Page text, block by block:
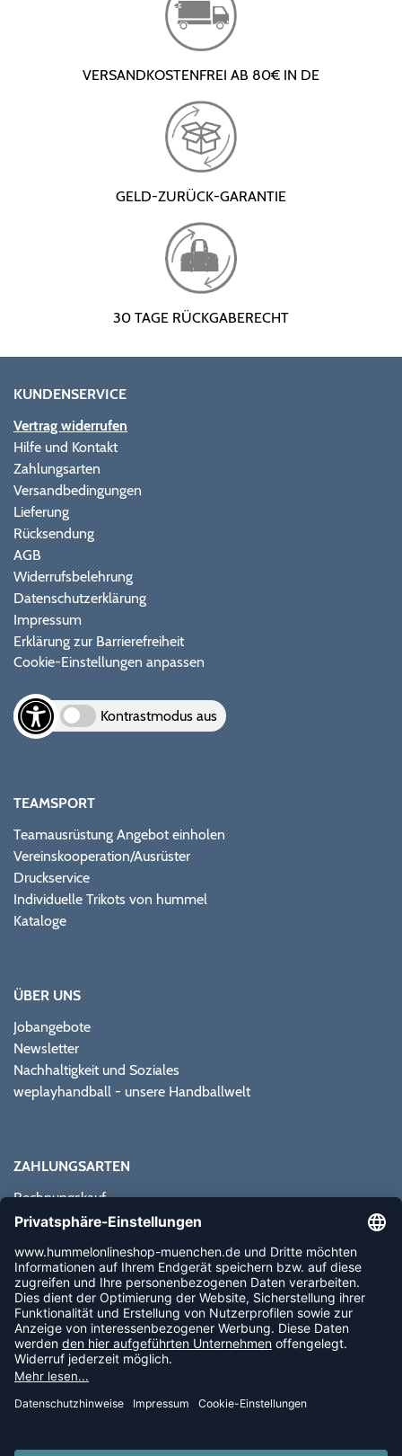
VERSANDKOSTENFREI AB 80€ IN DE
GELD-ZURÜCK-GARANTIE
30 TAGE RÜCKGABERECHT
KUNDENSERVICE
Vertrag widerrufen
Hilfe und Kontakt
Zahlungsarten
Versandbedingungen
Lieferung
Rücksendung
AGB
Widerrufsbelehrung
Datenschutzerklärung
Impressum
Erklärung zur Barrierefreiheit
Cookie-Einstellungen anpassen
Kontrastmodus aus
TEAMSPORT
Teamausrüstung Angebot einholen
Vereinskooperation/Ausrüster
Druckservice
Individuelle Trikots von hummel
Kataloge
ÜBER UNS
Jobangebote
Newsletter
Nachhaltigkeit und Soziales
weplayhandball - unsere Handballwelt
ZAHLUNGSARTEN
Rechnungskauf
Paypal
Vorkasse
Sofortüberweisung
NEWSLETTER